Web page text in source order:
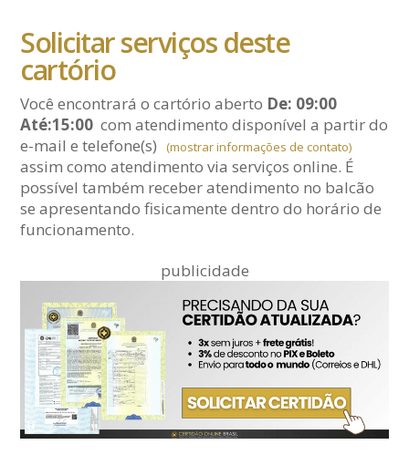
Solicitar serviços deste
cartório
Você encontrará o cartório aberto De: 09:00
Até:15:00 com atendimento disponível a partir do
e-maile telefone(s) (mostrar informações de contato)
assim como atendimento via serviços online. É
possível também receber atendimento no balcão
se apresentando fisicamente dentro do horário de
funcionamento.
publicidade